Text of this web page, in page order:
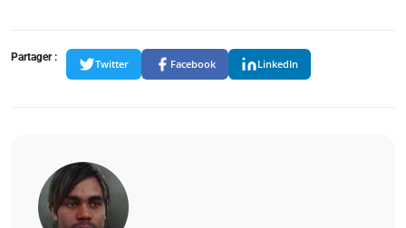
Partager :
Twitter Facebook LinkedIn